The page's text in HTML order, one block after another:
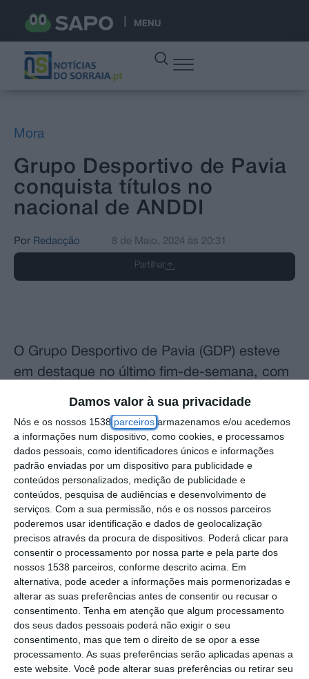
Damos valor à sua privacidade
Nós e os nossos 1538 parceiros armazenamos e/ou acedemos
a informações num dispositivo, como cookies, e processamos
dados pessoais, como identificadores únicos e informações
padrão enviadas por um dispositivo para publicidade e
conteúdos personalizados, medição de publicidade e
conteúdos, pesquisa de audiências e desenvolvimento de
serviços. Com a sua permissão, nós e os nossos parceiros
poderemos usar identificação e dados de geolocalização
precisos através da procura de dispositivos. Poderá clicar para
consentir o processamento por nossa parte e pela parte dos
nossos 1538 parceiros, conforme descrito acima. Em
alternativa, pode aceder a informações mais pormenorizadas e
alterar as suas preferências antes de consentir ou recusar o
consentimento. Tenha em atenção que algum processamento
dos seus dados pessoais poderá não exigir o seu
consentimento, mas que tem o direito de se opor a esse
processamento. As suas preferências serão aplicadas apenas a
este website. Você pode alterar suas preferências ou retirar seu
MENU
Mora
Grupo Desportivo de Pavia
conquista títulos no
nacional de ANDDI
Por Redacção 8 de Maio, 2024 às 20:31
Partilhar
O Grupo Desportivo de Pavia (GDP) esteve
em destaque no último fim-de-semana, com
vários atletas distinguidos nos campeonatos
da Associação Nacional Desporto
Desenvolvimento Intelectual (ANDDI).
Ana Peixoto, participou em Faro no Nacional
da Associação Nacional Desporto
Desenvolvimento Intelectual (ANDDI), onde
conquistou dois pódios de bronze, um nos
100 metros e outro no lançamento do dardo.
Em Vendas Novas, decorreu o Olímpico
Jovem Distrital. Da participação do GDP, na
primeira jornada há a destacar a conquista
dos títulos de Campeões Regionais dos